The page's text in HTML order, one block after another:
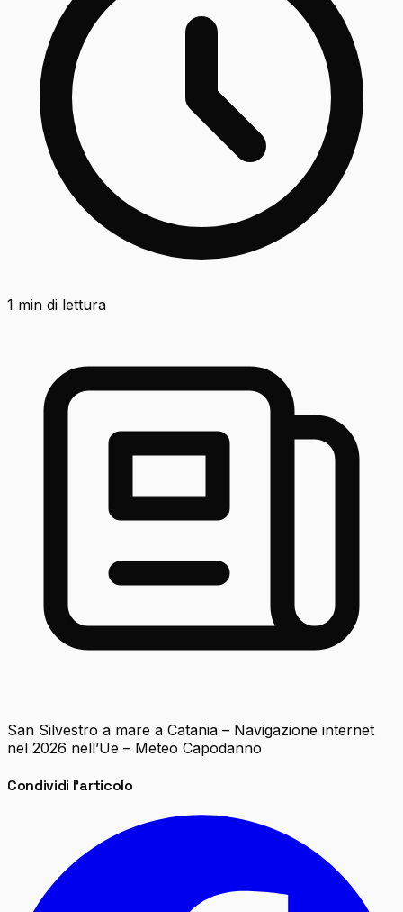
1 min di lettura
San Silvestro a mare a Catania – Navigazione internet
nel 2026 nell’Ue – Meteo Capodanno
Condividi l'articolo